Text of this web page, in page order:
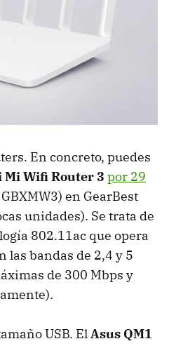
En concreto, puedes
Mi Wifi Router 3 por 29
en GearBest
unidades). Se trata de
802.11ac que opera
las bandas de 2,4 y 5
de 300 Mbps y
USB. ElAsus QM1